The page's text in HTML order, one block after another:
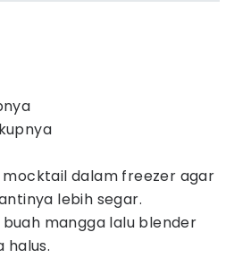
mocktail dalam freezer agar
lebih segar.
mangga lalu blender
halus.